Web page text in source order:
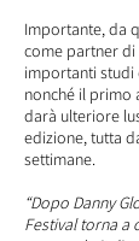
Importante, da
come partner di
importanti studi
nonché il primo
darà ulteriore
edizione, tutta
settimane.
“Dopo Danny
Festival torna a